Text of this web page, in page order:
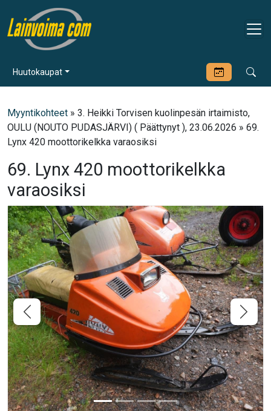
Huutokaupat
Myyntikohteet » 3. Heikki Torvisen kuolinpesän irtaimisto,
OULU (NOUTO PUDASJÄRVI) ( Päättynyt ), 23.06.2026 » 69.
Lynx 420 moottorikelkka varaosiksi
69. Lynx 420 moottorikelkka
varaosiksi